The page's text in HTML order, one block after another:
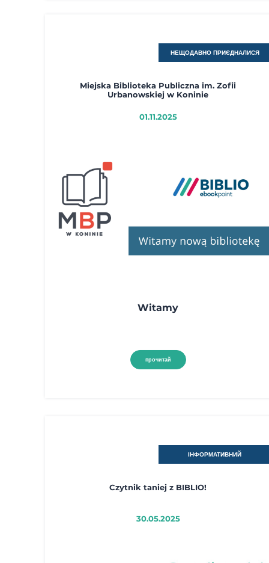
НЕЩОДАВНО ПРИЄДНАЛИСЯ
Miejska Biblioteka Publiczna im. Zofii
Urbanowskiej w Koninie
01.11.2025
Witamy
прочитай
ІНФОРМАТИВНИЙ
Czytnik taniej z BIBLIO!
30.05.2025